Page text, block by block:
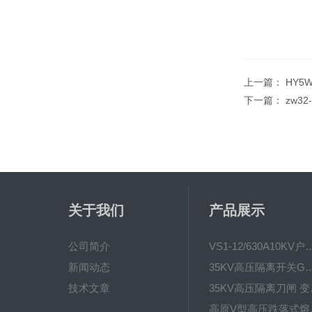
上一篇：
下一篇：
关于我们
公司简介
新闻动态
技术文章
产品展示
VS1-12/630A10KV
35KV高压隔离开关
高